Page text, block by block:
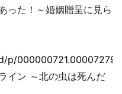
った！～婚姻贈呈に見ら
p/
イン ～北の虫は死んだ